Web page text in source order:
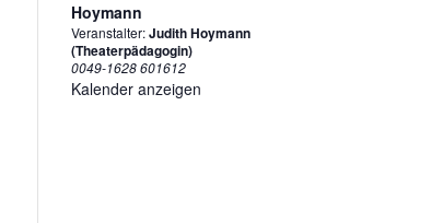
Hoymann
Veranstalter:Judith Hoymann
(Theaterpädagogin)
0049-1628 601612
Kalender anzeigen